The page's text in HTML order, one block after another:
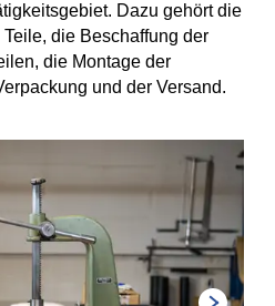
Dazu gehört die
die Beschaffung der
die Montage der
und der Versand.